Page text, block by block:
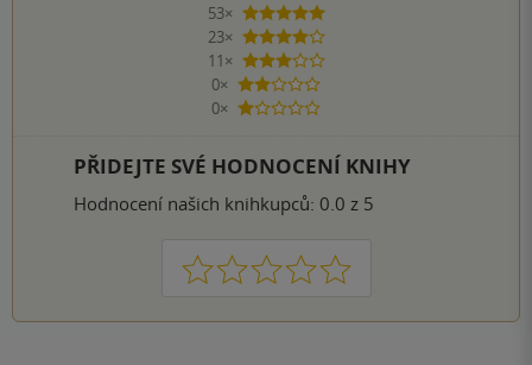
53×
5 hvězdiček
23×
4 hvězdičky
11×
3 hvězdičky
0×
2 hvězdičky
0×
1 hvezdička
PŘIDEJTE SVÉ HODNOCENÍ KNIHY
Hodnocení našich knihkupců: 0.0 z 5
1 2 3 4 5